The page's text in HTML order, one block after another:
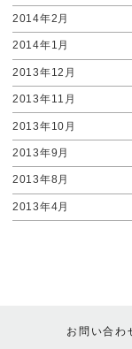
2014年2月
2014年1月
2013年12月
2013年11月
2013年10月
2013年9月
2013年8月
2013年4月
お問い合わ